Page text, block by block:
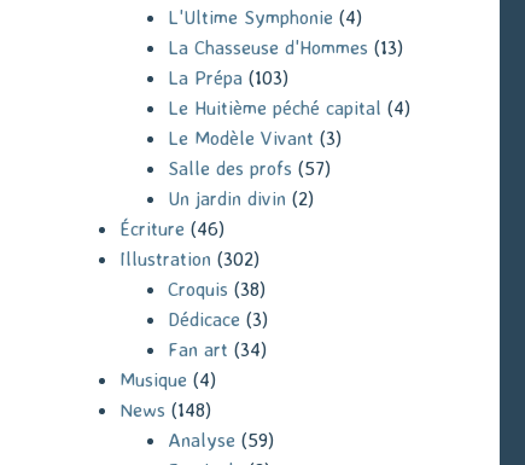
L'Ultime Symphonie (4)
La Chasseuse d'Hommes (13)
La Prépa(103)
Le Huitième péché capital (4)
Le Modèle Vivant (3)
Salle des profs (57)
Un jardin divin (2)
Écriture (46)
Illustration (302)
Croquis (38)
Dédicace (3)
Fan art (34)
Musique (4)
News (148)
Analyse (59)